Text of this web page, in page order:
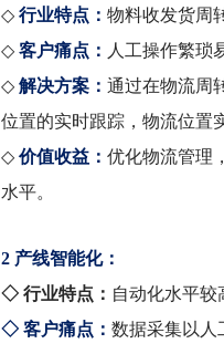
◇ 行业特点： 物料收发货周
◇ 客户痛点： 人工操作繁琐
◇ 解决方案： 通过在物流周
位置的实时跟踪，物流位置
◇ 价值收益： 优化物流管理
水平。
2 产线智能化：
◇ 行业特点： 自动化水平较
◇ 客户痛点： 数据采集以人